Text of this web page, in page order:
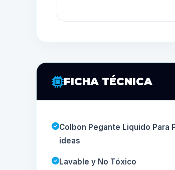
FICHA TÉCNICA
Colbon Pegante Liquido Para
ideas
Lavable y No Tóxico